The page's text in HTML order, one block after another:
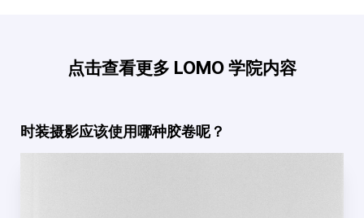
点击查看更多 LOMO 学院内容
时装摄影应该使用哪种胶卷呢？